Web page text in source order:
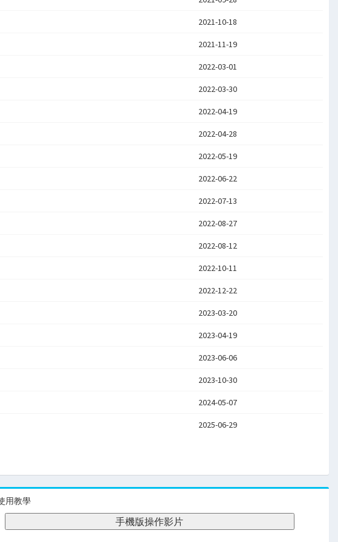
2021-10-18
2021-11-19
2022-03-01
2022-03-30
2022-04-19
2022-04-28
2022-05-19
2022-06-22
2022-07-13
2022-08-27
2022-08-12
2022-10-11
2022-12-22
2023-03-20
2023-04-19
2023-06-06
2023-10-30
2024-05-07
2025-06-29
用教學